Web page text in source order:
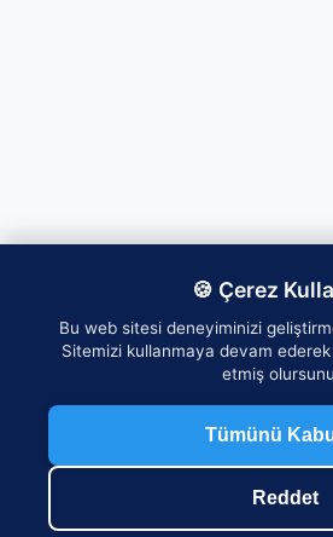
🍪 Çerez
Bu web sitesi deneyiminizi
Sitemizi kullanmaya devam ederek
etmiş
Tümünü
Reddet